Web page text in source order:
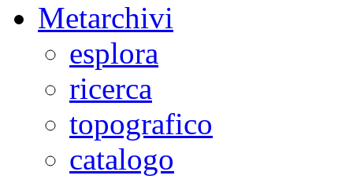
Metarchivi
esplora
ricerca
topografico
catalogo